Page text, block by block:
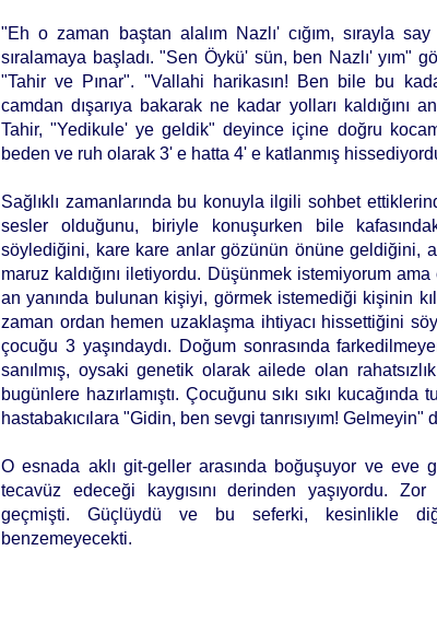
"Eh o zaman baştan alalım Nazlı' cığım, sırayla
sıralamaya başladı. "Sen Öykü' sün, ben Nazlı' yım"
"Tahir ve Pınar". "Vallahi harikasın! Ben bile bu
camdan dışarıya bakarak ne kadar yolları kaldığını
Tahir, "Yedikule' ye geldik" deyince içine doğru
beden ve ruh olarak 3' e hatta 4' e katlanmış
Sağlıklı zamanlarında bu konuyla ilgili sohbet
sesler olduğunu, biriyle konuşurken bile
söylediğini, kare kare anlar gözünün önüne geldiğini,
maruz kaldığını iletiyordu. Düşünmek istemiyorum
an yanında bulunan kişiyi, görmek istemediği kişinin
zaman ordan hemen uzaklaşma ihtiyacı hissettiğini
çocuğu 3 yaşındaydı. Doğum sonrasında
sanılmış, oysaki genetik olarak ailede olan
bugünlere hazırlamıştı. Çocuğunu sıkı sıkı kucağında
hastabakıcılara "Gidin, ben sevgi tanrısıyım! Gelmeyin"
O esnada aklı git-geller arasında boğuşuyor ve eve
tecavüz edeceği kaygısını derinden yaşıyordu.
geçmişti. Güçlüydü ve bu seferki, kesinlikle
benzemeyecekti.